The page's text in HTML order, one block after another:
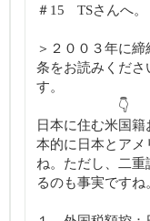
＃15 TSさんへ。
＞２００３年に
条をお読みくだ
す。
👇
日本に住む米国
本的に日本とアメ
ね。ただし、二
るのも事実ですね